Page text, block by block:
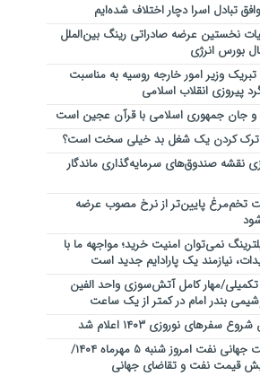
تبادل اسرا دچار اختلاف شده‌ایم
نخستین عرضه‌ صادراتی رینگ بین‌الملل
بورس انرژی
تبریک وزیر امور خارجه روسیه به مناسبت
پیروزی انقلاب اسلامی
و جان جمهوری اسلامی با قرآن عجین است
ترک کردن یک شغل بد خیلی سخت است؟
نقشه صندوق‌های سرمایه‌گذاری ماندگار
تخم‌مرغ پایین‌تر از نرخ مصوب عرضه
نمی‌توان امنیت خرید؛ مواجهه ما با
نیازمند یک پارادایم جدید است
مهار کامل آتش‌سوزی واحد الفین
بندر امام در کمتر از یک ساعت
سفرهای نوروزی ۱۴۰۳ اعلام شد
قیمت جهانی نفت امروز شنبه ۵ مهرماه ۱۴۰۴/
قیمت نفت و تقاضای جهانی